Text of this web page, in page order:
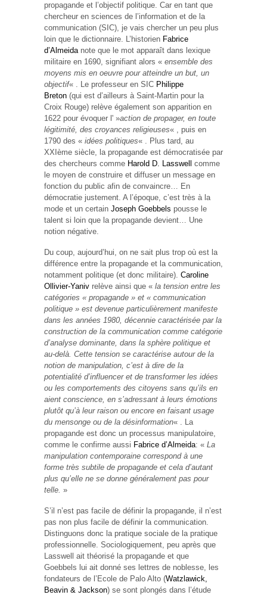
propagande et l’objectif politique. Car en tant que
chercheur en sciences de l’information et de la
communication (SIC), je vais chercher un peu plus
loin que le dictionnaire. L’historien Fabrice
d’Almeidanote que le mot apparaît dans lexique
militaire en 1690, signifiant alors « ensemble des
moyens mis en oeuvre pour atteindre un but, un
objectif« . Le professeur en SIC Philippe
Breton (qui est d’ailleurs à Saint-Martin pour la
Croix Rouge) relève également son apparition en
1622 pour évoquer l' »action de propager, en toute
légitimité, des croyances religieuses« , puis en
1790 des « idées politiques« . Plus tard, au
XXIème siècle, la propagande est démocratisée par
des chercheurs comme Harold D. Lasswell
comme
le moyen de construire et diffuser un message en
fonction du public afin de convaincre… En
démocratie justement. A l’époque, c’est très à la
mode et un certain Joseph Goebbels pousse le
talent si loin que la propagande devient… Une
notion négative.
Du coup, aujourd’hui, on ne sait plus trop où est la
différence entre la propagande et la communication,
notamment politique (et donc militaire). Caroline
Ollivier-Yaniv relève ainsi que « la tension entre les
catégories « propagande » et « communication
politique » est devenue particulièrement manifeste
dans les années 1980, décennie caractérisée par la
construction de la communication comme catégorie
d’analyse dominante, dans la sphère politique et
au-delà. Cette tension se caractérise autour de la
notion de manipulation, c’est à dire de la
potentialité d’influencer et de transformer les idées
ou les comportements des citoyens sans qu’ils en
aient conscience, en s’adressant à leurs émotions
plutôt qu’à leur raison ou encore en faisant usage
du mensonge ou de la désinformation« . La
propagande est donc un processus manipulatoire,
comme le confirme aussi Fabrice d’Almeida: « La
manipulation contemporaine correspond à une
forme très subtile de propagande et cela d’autant
plus qu’elle ne se donne généralement pas pour
telle. »
S’il n’est pas facile de définir la propagande, il n’est
pas non plus facile de définir la communication.
Distinguons donc la pratique sociale de la pratique
professionnelle. Sociologiquement, peu après que
Lasswell ait théorisé la propagande et que
Goebbels lui ait donné ses lettres de noblesse, les
fondateurs de l’Ecole de Palo Alto (Watzlawick,
Beavin & Jackson) se sont plongés dans l’étude